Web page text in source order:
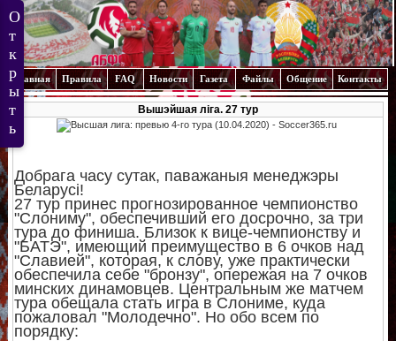
Главная Правила FAQ Новости Газета Файлы Общение Контакты
Вышэйшая ліга. 27 тур
Добрага часу сутак, паважаныя менеджэры
Беларусі!
27 тур принес прогнозированное чемпионство
"Слониму", обеспечивший его досрочно, за три
тура до финиша. Близок к вице-чемпионству и
"БАТЭ", имеющий преимущество в 6 очков над
"Славией", которая, к слову, уже практически
обеспечила себе "бронзу", опережая на 7 очков
минских динамовцев. Центральным же матчем
тура обещала стать игра в Слониме, куда
пожаловал "Молодечно". Но обо всем по
порядку: